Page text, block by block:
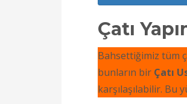
Çatı
Bahsettiğimiz tüm
bunların bir Çatı
karşılaşılabilir. Bu